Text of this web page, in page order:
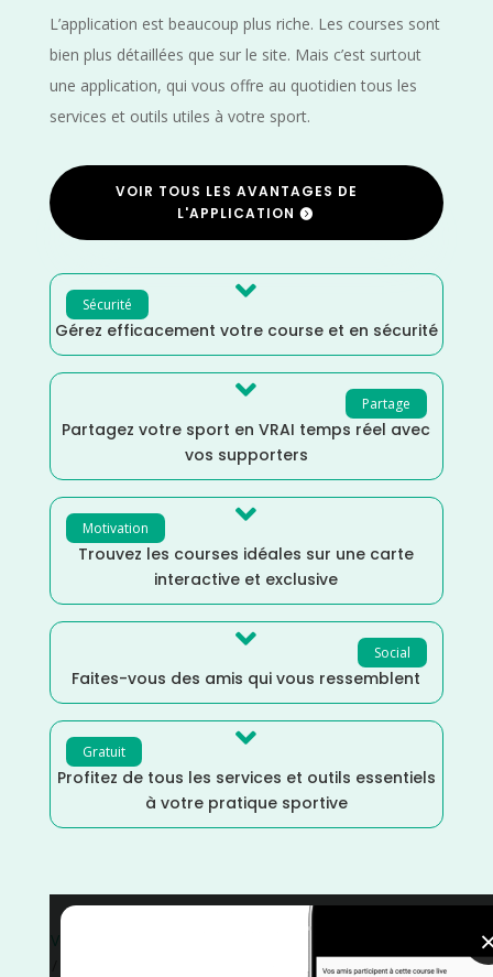
L’application est beaucoup plus riche. Les courses sont
bien plus détaillées que sur le site. Mais c’est surtout
une application, qui vous offre au quotidien tous les
services et outils utiles à votre sport.
VOIR TOUS LES AVANTAGES DE
L'APPLICATION
Sécurité 
Gérez efficacement votre course et en sécurité
Partage

Partagez votre sport en VRAI temps réel avec
vos supporters
Motivation 
Trouvez les courses idéales sur une carte
interactive et exclusive
Social

Faites-vous des amis qui vous ressemblent
Gratuit 
Profitez de tous les services et outils essentiels
à votre pratique sportive
Vélo de Route
/Distance 100k/